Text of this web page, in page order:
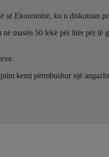
së Ekonomisë, ku u diskutuan
masën 50 lekë për litër për
kemi përmbushur një